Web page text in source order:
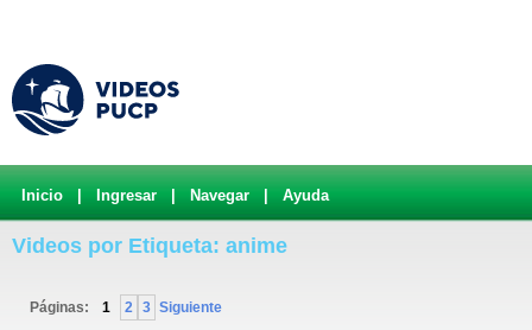
Inicio Ingresar Navegar Ayuda
Videos por Etiqueta: anime
Páginas: 1 2 3 Siguiente